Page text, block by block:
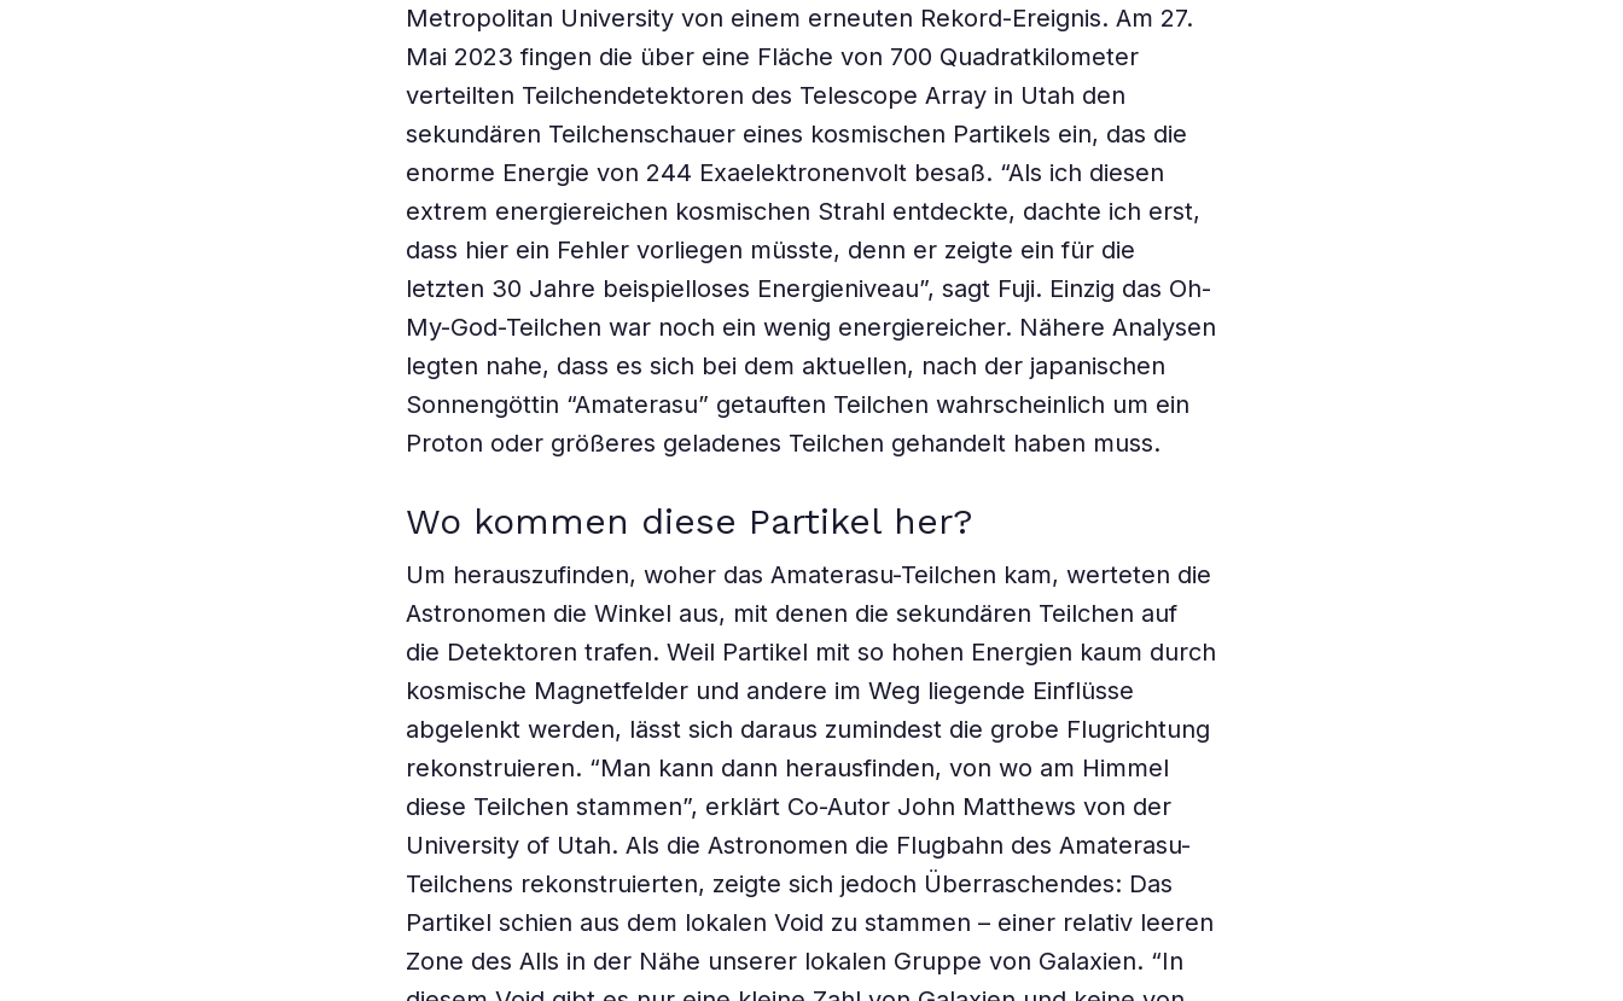
Metropolitan University von einem erneuten Rekord-Ereignis. Am 27.
Mai 2023 fingen die über eine Fläche von 700 Quadratkilometer
verteilten Teilchendetektoren des Telescope Array in Utah den
sekundären Teilchenschauer eines kosmischen Partikels ein, das die
enorme Energie von 244 Exaelektronenvolt besaß. “Als ich diesen
extrem energiereichen kosmischen Strahl entdeckte, dachte ich erst,
dass hier ein Fehler vorliegen müsste, denn er zeigte ein für die
letzten 30 Jahre beispielloses Energieniveau”, sagt Fuji. Einzig das Oh-
My-God-Teilchen war noch ein wenig energiereicher. Nähere Analysen
legten nahe, dass es sich bei dem aktuellen, nach der japanischen
Sonnengöttin “Amaterasu” getauften Teilchen wahrscheinlich um ein
Proton oder größeres geladenes Teilchen gehandelt haben muss.
Wo kommen diese Partikel her?
Um herauszufinden, woher das Amaterasu-Teilchen kam, werteten die
Astronomen die Winkel aus, mit denen die sekundären Teilchen auf
die Detektoren trafen. Weil Partikel mit so hohen Energien kaum durch
kosmische Magnetfelder und andere im Weg liegende Einflüsse
abgelenkt werden, lässt sich daraus zumindest die grobe Flugrichtung
rekonstruieren. “Man kann dann herausfinden, von wo am Himmel
diese Teilchen stammen”, erklärt Co-Autor John Matthews von der
University of Utah. Als die Astronomen die Flugbahn des Amaterasu-
Teilchens rekonstruierten, zeigte sich jedoch Überraschendes: Das
Partikel schien aus dem lokalen Void zu stammen – einer relativ leeren
Zone des Alls in der Nähe unserer lokalen Gruppe von Galaxien. “In